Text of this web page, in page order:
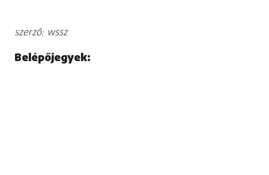
szerző: wssz
Belépőjegyek: